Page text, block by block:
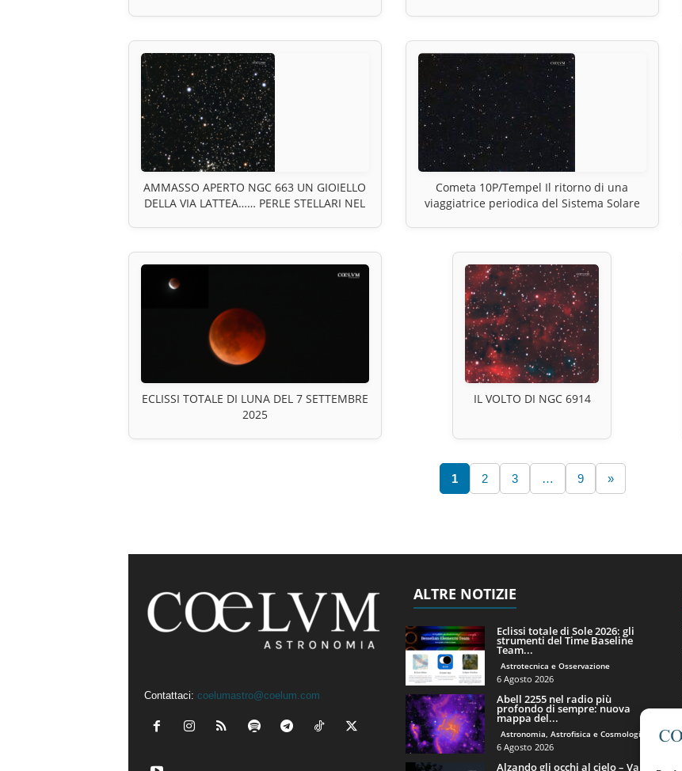
AMMASSO APERTO NGC 663 UN GIOIELLO
DELLA VIA LATTEA…… PERLE STELLARI NEL
Cometa 10P/Tempel Il ritorno di una
viaggiatrice periodica del Sistema Solare
ECLISSI TOTALE DI LUNA DEL 7 SETTEMBRE
2025
IL VOLTO DI NGC 6914
1 2 3 … 9 »
Contattaci: coelumastro@coelum.com
ALTRE NOTIZIE
Eclissi totale di Sole 2026: gli
strumenti del Time Baseline
Team...
Astrotecnica e Osservazione
6 Agosto 2026
Abell 2255 nel radio più
profondo di sempre: nuova
mappa del...
Astronomia, Astrofisica e Cosmologia
6 Agosto 2026
Alzando gli occhi al cielo – Vale